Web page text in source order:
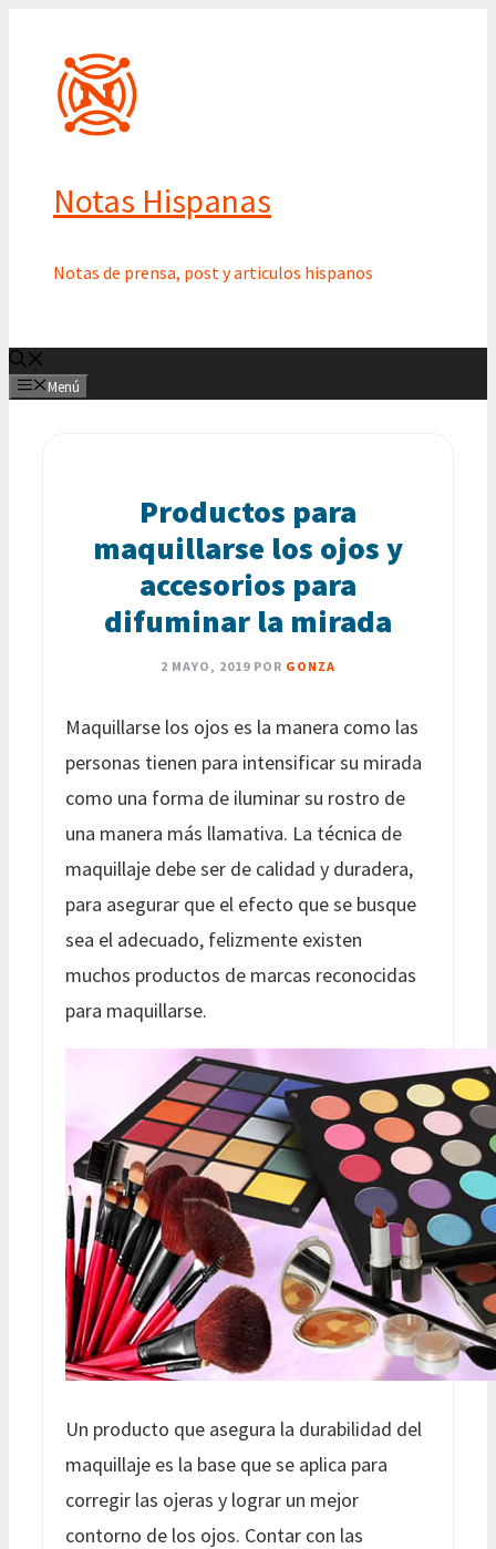
contenido
Notas Hispanas
Notas de prensa, post y articulos hispanos
Menú
Productos para
maquillarse los ojos y
accesorios para
difuminar la mirada
2 MAYO, 2019 POR GONZA
Maquillarse los ojos es la manera como las
personas tienen para intensificar su mirada
como una forma de iluminar su rostro de
una manera más llamativa. La técnica de
maquillaje debe ser de calidad y duradera,
para asegurar que el efecto que se busque
sea el adecuado, felizmente existen
muchos productos de marcas reconocidas
para maquillarse.
Un producto que asegura la durabilidad del
maquillaje es la base que se aplica para
corregir las ojeras y lograr un mejor
contorno de los ojos. Contar con las